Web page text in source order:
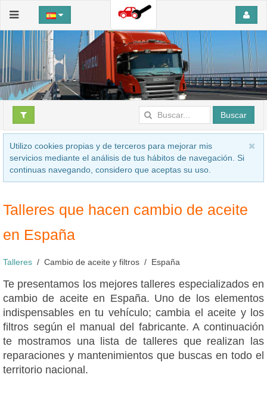
Buscar
Utilizo cookies propias y de terceros para mejorar mis
servicios mediante el análisis de tus hábitos de navegación. Si
continuas navegando, considero que aceptas su uso.
Talleres que hacen cambio de aceite
en España
Talleres Cambio de aceite y filtros España
Te presentamos los mejores talleres especializados en
cambio de aceite en España. Uno de los elementos
indispensables en tu vehículo; cambia el aceite y los
filtros según el manual del fabricante. A continuación
te mostramos una lista de talleres que realizan las
reparaciones y mantenimientos que buscas en todo el
territorio nacional.